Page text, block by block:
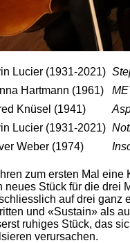
Lucier (1931-2021)
Hartmann (1961)
Knüsel (1941)
Lucier (1931-2021)
Weber (1974)
zum ersten Mal
neues Stück für die
auf drei ganz
und «Sustain» als
ruhiges Stück, das
verursachen.